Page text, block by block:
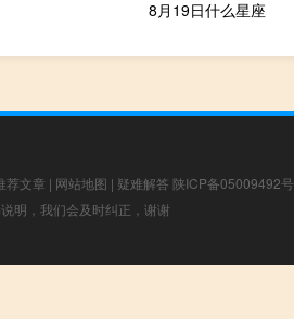
8月19日什么星座
荐文章 | 网站地图 | 疑难解答 陕ICP备05009492号
明，我们会及时纠正，谢谢